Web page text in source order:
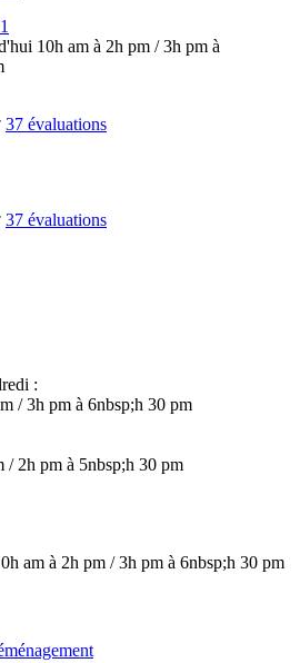
10h am à 2h pm /3h pm à
37 évaluations
37 évaluations
:
/3h pm à 6nbsp;h 30 pm
/ 2h pm à 5nbsp;h 30 pm
am à 2h pm /3h pm à 6nbsp;h 30 pm